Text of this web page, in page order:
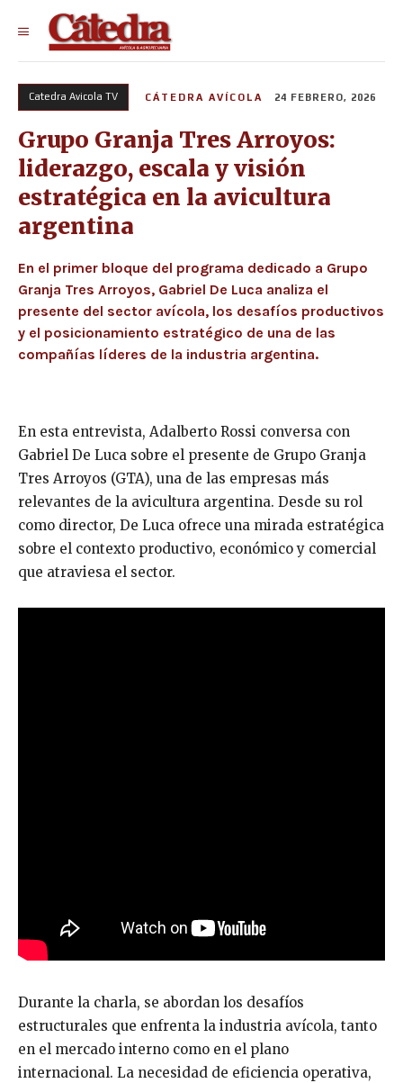
Catedra Avicola TV CÁTEDRA AVÍCOLA 24 FEBRERO, 2026
Grupo Granja Tres Arroyos:
liderazgo, escala y visión
estratégica en la avicultura
argentina
En el primer bloque del programa dedicado a Grupo
Granja Tres Arroyos, Gabriel De Luca analiza el
presente del sector avícola, los desafíos productivos
y el posicionamiento estratégico de una de las
compañías líderes de la industria argentina.
En esta entrevista, Adalberto Rossi conversa con
Gabriel De Luca sobre el presente de Grupo Granja
Tres Arroyos (GTA), una de las empresas más
relevantes de la avicultura argentina. Desde su rol
como director, De Luca ofrece una mirada estratégica
sobre el contexto productivo, económico y comercial
que atraviesa el sector.
Durante la charla, se abordan los desafíos
estructurales que enfrenta la industria avícola, tanto
en el mercado interno como en el plano
internacional. La necesidad de eficiencia operativa,